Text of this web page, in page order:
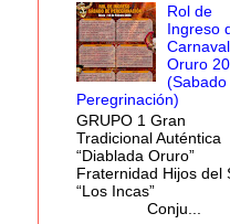
Rol de
Ingreso
Oruro
(Sabado
Peregrinación)
GRUPO 1 Gran
Tradicional Auténtica
“Diablada Oruro”
Fraternidad Hijos del
“Los
Conju...